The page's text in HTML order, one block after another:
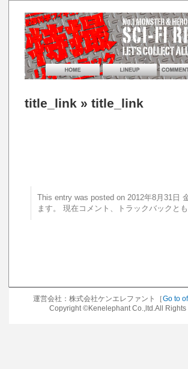
title_link » title_link
This entry was posted on 2012年8月31
ます。 現在コメント、トラックバックと
運営会社：株式会社ケンエレファント［Go to
Copyright ©Kenelephant Co.,ltd.All Rights